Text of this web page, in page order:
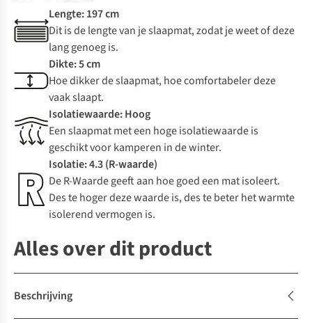
Lengte: 197 cm
Dit is de lengte van je slaapmat, zodat je weet of deze
lang genoeg is.
Dikte: 5 cm
Hoe dikker de slaapmat, hoe comfortabeler deze
vaak slaapt.
Isolatiewaarde: Hoog
Een slaapmat met een hoge isolatiewaarde is
geschikt voor kamperen in de winter.
Isolatie: 4.3 (R-waarde)
De R-Waarde geeft aan hoe goed een mat isoleert.
Des te hoger deze waarde is, des te beter het warmte
isolerend vermogen is.
Alles over dit product
Beschrijving